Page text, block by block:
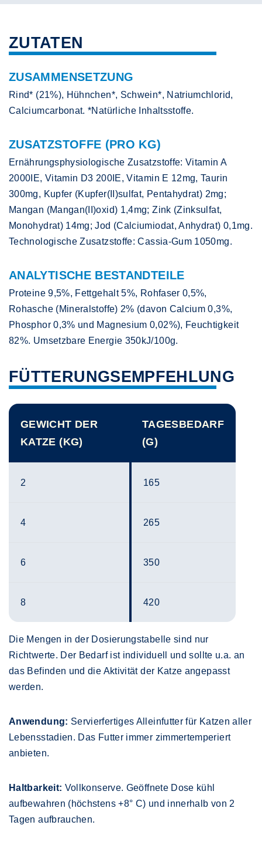
ZUTATEN
ZUSAMMENSETZUNG
Rind* (21%), Hühnchen*, Schwein*, Natriumchlorid,
Calciumcarbonat. *Natürliche Inhaltsstoffe.
ZUSATZSTOFFE (PRO KG)
Ernährungsphysiologische Zusatzstoffe: Vitamin A
2000IE, Vitamin D3 200IE, Vitamin E 12mg, Taurin
300mg, Kupfer (Kupfer(II)sulfat, Pentahydrat) 2mg;
Mangan (Mangan(II)oxid) 1,4mg; Zink (Zinksulfat,
Monohydrat) 14mg; Jod (Calciumiodat, Anhydrat) 0,1mg.
Technologische Zusatzstoffe: Cassia-Gum 1050mg.
ANALYTISCHE BESTANDTEILE
Proteine 9,5%, Fettgehalt 5%, Rohfaser 0,5%,
Rohasche (Mineralstoffe) 2% (davon Calcium 0,3%,
Phosphor 0,3% und Magnesium 0,02%), Feuchtigkeit
82%. Umsetzbare Energie 350kJ/100g.
FÜTTERUNGSEMPFEHLUNG
GEWICHT DER
KATZE (KG)
TAGESBEDARF
(G)
2 165
4 265
6 350
8 420
Die Mengen in der Dosierungstabelle sind nur
Richtwerte. Der Bedarf ist individuell und sollte u.a. an
das Befinden und die Aktivität der Katze angepasst
werden.
Anwendung: Servierfertiges Alleinfutter für Katzen aller
Lebensstadien. Das Futter immer zimmertemperiert
anbieten.
Haltbarkeit: Vollkonserve. Geöffnete Dose kühl
aufbewahren (höchstens +8° C) und innerhalb von 2
Tagen aufbrauchen.